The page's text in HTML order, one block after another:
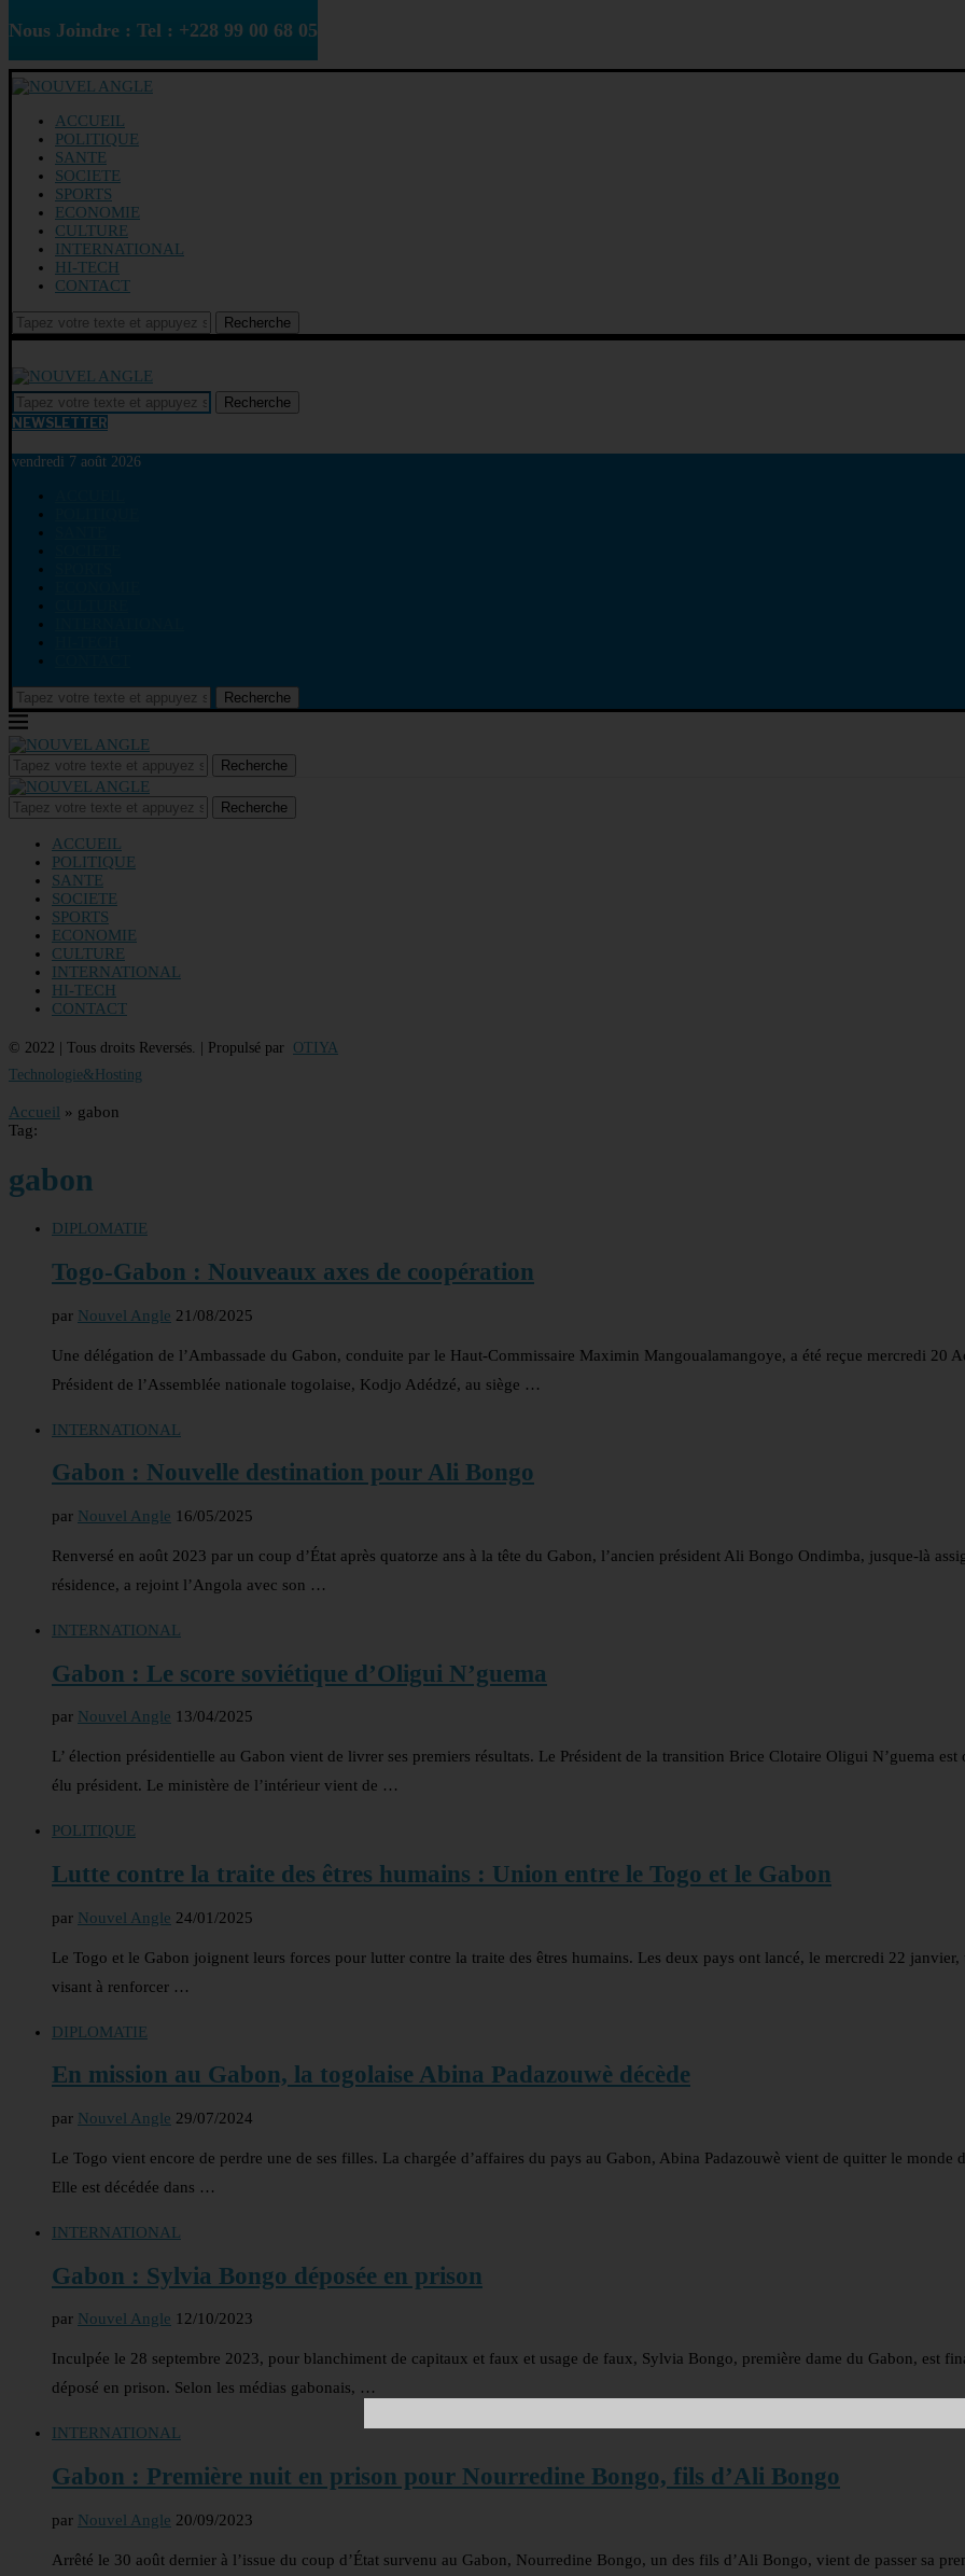
Nous Joindre : Tel : +228 99 00 68 05
ACCUEIL
POLITIQUE
SANTE
SOCIETE
SPORTS
ECONOMIE
CULTURE
INTERNATIONAL
HI-TECH
CONTACT
Recherche
Recherche
NEWSLETTER
vendredi 7 août 2026
Recherche
Recherche
Recherche
ACCUEIL
POLITIQUE
SANTE
SOCIETE
SPORTS
ECONOMIE
CULTURE
INTERNATIONAL
HI-TECH
CONTACT
© 2022 | Tous droits Reversés. | Propulsé par OTIYA
Technologie&Hosting
Accueil » gabon
Tag:
gabon
DIPLOMATIE
Togo-Gabon : Nouveaux axes de coopération
par Nouvel Angle 21/08/2025
Une délégation de l’Ambassade du Gabon, conduite par le Haut-Commissaire Maximin Mangoualamangoye, a été reçue mercredi 20
Président de l’Assemblée nationale togolaise, Kodjo Adédzé, au siège …
INTERNATIONAL
Gabon : Nouvelle destination pour Ali Bongo
par Nouvel Angle 16/05/2025
Renversé en août 2023 par un coup d’État après quatorze ans à la tête du Gabon, l’ancien président Ali Bongo Ondimba, jusque-là
résidence, a rejoint l’Angola avec son …
INTERNATIONAL
Gabon : Le score soviétique d’Oligui N’guema
par Nouvel Angle 13/04/2025
L’ élection présidentielle au Gabon vient de livrer ses premiers résultats. Le Président de la transition Brice Clotaire Oligui N’guema
élu président. Le ministère de l’intérieur vient de …
POLITIQUE
Lutte contre la traite des êtres humains : Union entre le Togo et le Gabon
par Nouvel Angle 24/01/2025
Le Togo et le Gabon joignent leurs forces pour lutter contre la traite des êtres humains. Les deux pays ont lancé, le mercredi 22 janvier,
visant à renforcer …
DIPLOMATIE
En mission au Gabon, la togolaise Abina Padazouwè décède
par Nouvel Angle 29/07/2024
Le Togo vient encore de perdre une de ses filles. La chargée d’affaires du pays au Gabon, Abina Padazouwè vient de quitter le monde
Elle est décédée dans …
INTERNATIONAL
Gabon : Sylvia Bongo déposée en prison
par Nouvel Angle 12/10/2023
Inculpée le 28 septembre 2023, pour blanchiment de capitaux et faux et usage de faux, Sylvia Bongo, première dame du Gabon, est
déposé en prison. Selon les médias gabonais, …
INTERNATIONAL
Gabon : Première nuit en prison pour Nourredine Bongo, fils d’Ali Bongo
par Nouvel Angle 20/09/2023
Arrêté le 30 août dernier à l’issue du coup d’État survenu au Gabon, Nourredine Bongo, un des fils d’Ali Bongo, vient de passer sa